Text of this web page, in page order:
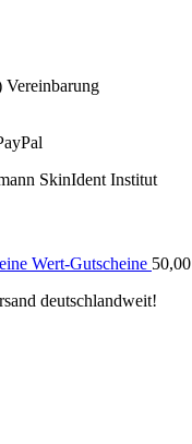
Vereinbarung
SkinIdent Institut
Wert-Gutscheine 50,00
deutschlandweit!